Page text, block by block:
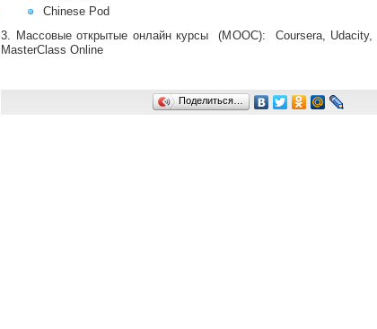
Chinese Pod
3. Массовые открытые онлайн курсы (MOOC): Coursera, Udacity,
MasterClass Online
Поделиться…